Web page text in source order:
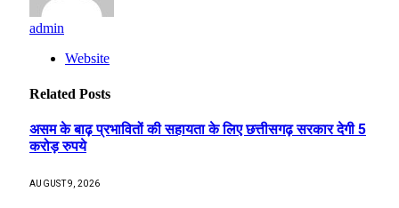
admin
Website
Related Posts
असम के बाढ़ प्रभावितों की सहायता के लिए छत्तीसगढ़ सरकार देगी 5
करोड़ रुपये
AUGUST 9, 2026